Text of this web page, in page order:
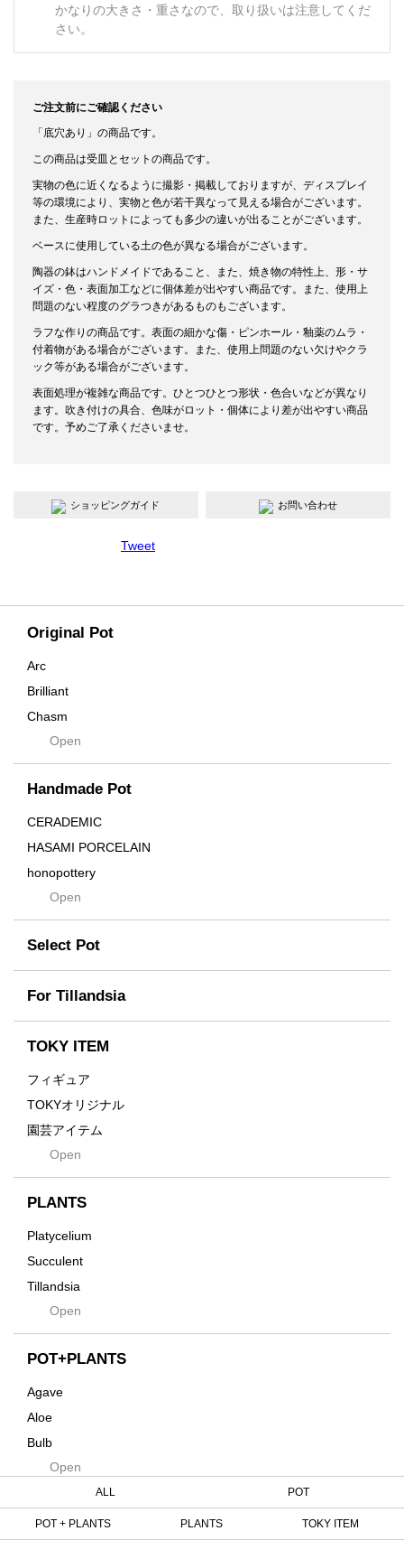
Original Pot
Arc
Brilliant
Chasm
Contra
Cream
Crown
Distortion
Drop
DUNE
Flames
For
Former
Fused
Earth
emeth
Enhance
Grid
Innocence
Kodama
Native
Progress
Quartz
RAKU
Rock
Open
Handmade Pot
CERADEMIC
HASAMI PORCELAIN
honopottery
nocturne
tamanhayat
TETSUYA OZAWA
Scratch
Takehiro Ito
Yuya Iha
Open
Select Pot
For Tillandsia
TOKY ITEM
フィギュア
TOKYオリジナル
園芸アイテム
土・化粧石・活力剤
インテリア・デザイン雑貨
Tシャツ・バッグ
その他
Open
PLANTS
Platycelium
Succulent
Tillandsia
SeedsOpen
POT+PLANTS
Agave
Aloe
Bulb
Cactus
Cycas
Euphorbia
Open
かなりの大きさ・重さなので、取り扱いは注意してくだ
さい。
ご注文前にご確認ください
「底穴あり」の商品です。
この商品は受皿とセットの商品です。
実物の色に近くなるように撮影・掲載しておりますが、ディスプレイ
等の環境により、実物と色が若干異なって見える場合がございます。
また、生産時ロットによっても多少の違いが出ることがございます。
ベースに使用している土の色が異なる場合がございます。
陶器の鉢はハンドメイドであること、また、焼き物の特性上、形・サ
イズ・色・表面加工などに個体差が出やすい商品です。また、使用上
問題のない程度のグラつきがあるものもございます。
ラフな作りの商品です。表面の細かな傷・ピンホール・釉薬のムラ・
付着物がある場合がございます。また、使用上問題のない欠けやクラ
ック等がある場合がございます。
表面処理が複雑な商品です。ひとつひとつ形状・色合いなどが異なり
ます。吹き付けの具合、色味がロット・個体により差が出やすい商品
です。予めご了承くださいませ。
ショッピングガイド お問い合わせ
Tweet
ALL POT
POT + PLANTS PLANTS TOKY ITEM